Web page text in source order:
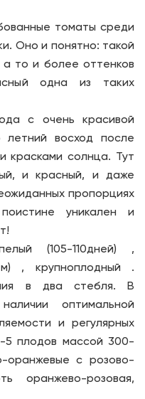
томаты среди
Оно и понятно: такой
то и более оттенков
одна из таких
с очень красивой
летний восход после
красками солнца. Тут
и красный, и даже
пропорциях
уникален и
(105-110дней) ,
м) , крупноплодный .
в два стебля. В
оптимальной
и регулярных
5 плодов массой 300-
оранжевые с розово-
оранжево-розовая,